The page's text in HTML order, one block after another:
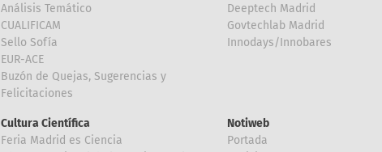
Análisis Temático
CUALIFICAM
Sello Sofía
EUR-ACE
Buzón de Quejas, Sugerencias y
Felicitaciones
Deeptech Madrid
Govtechlab Madrid
Innodays/Innobares
Cultura Científica
Feria Madrid es Ciencia
Notiweb
Portada